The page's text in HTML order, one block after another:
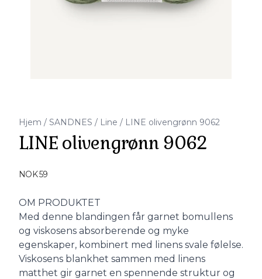
Hjem / SANDNES / Line / LINE olivengrønn 9062
LINE olivengrønn 9062
NOK 59
Description
OM PRODUKTET
Med denne blandingen får garnet bomullens
og viskosens absorberende og myke
egenskaper, kombinert med linens svale følelse.
Viskosens blankhet sammen med linens
matthet gir garnet en spennende struktur og